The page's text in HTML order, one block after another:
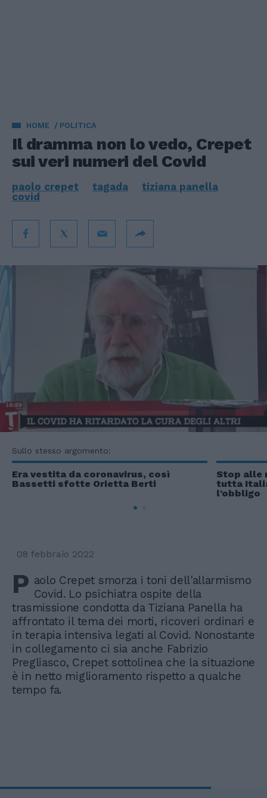
HOME POLITICA
Il dramma non lo vedo, Crepet
sui veri numeri del Covid
paolo crepet tagada
tiziana panella
covid
Sullo stesso argomento:
Era vestita da coronavirus, così
Bassetti sfotte Orietta Berti
Stop alle
tutta
l'obbligo
08 febbraio 2022
P aolo Crepet smorza i toni dell'allarmismo
Covid. Lo psichiatra ospite della
trasmissione condotta da Tiziana Panella ha
affrontato il tema dei morti, ricoveri ordinari e
in terapia intensiva legati al Covid. Nonostante
in collegamento ci sia anche Fabrizio
Pregliasco, Crepet sottolinea che la situazione
è in netto miglioramento rispetto a qualche
tempo fa.